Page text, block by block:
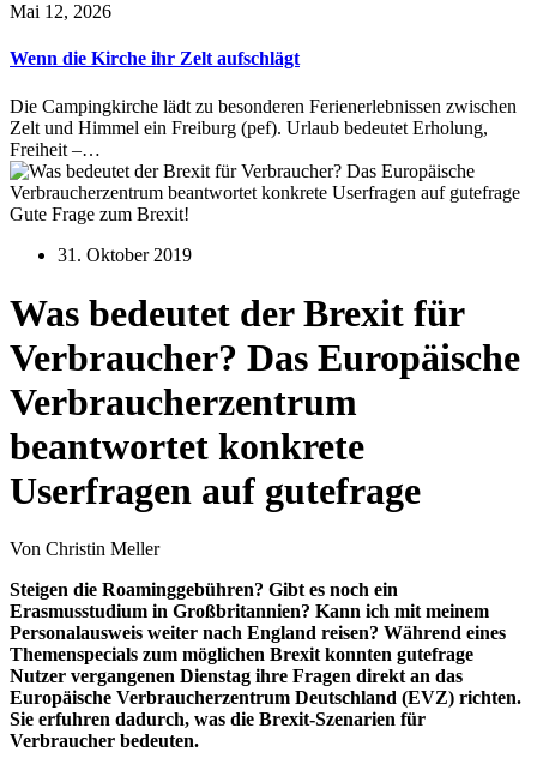
Mai 12, 2026
Wenn die Kirche ihr Zelt aufschlägt
Die Campingkirche lädt zu besonderen Ferienerlebnissen zwischen
Zelt und Himmel ein Freiburg (pef). Urlaub bedeutet Erholung,
Freiheit –…
Gute Frage zum Brexit!
31. Oktober 2019
Was bedeutet der Brexit für
Verbraucher? Das Europäische
Verbraucherzentrum
beantwortet konkrete
Userfragen auf gutefrage
Von Christin Meller
Steigen die Roaminggebühren? Gibt es noch ein
Erasmusstudium in Großbritannien? Kann ich mit meinem
Personalausweis weiter nach England reisen? Während eines
Themenspecials zum möglichen Brexit konnten gutefrage
Nutzer vergangenen Dienstag ihre Fragen direkt an das
Europäische Verbraucherzentrum Deutschland (EVZ) richten.
Sie erfuhren dadurch, was die Brexit-Szenarien für
Verbraucher bedeuten.